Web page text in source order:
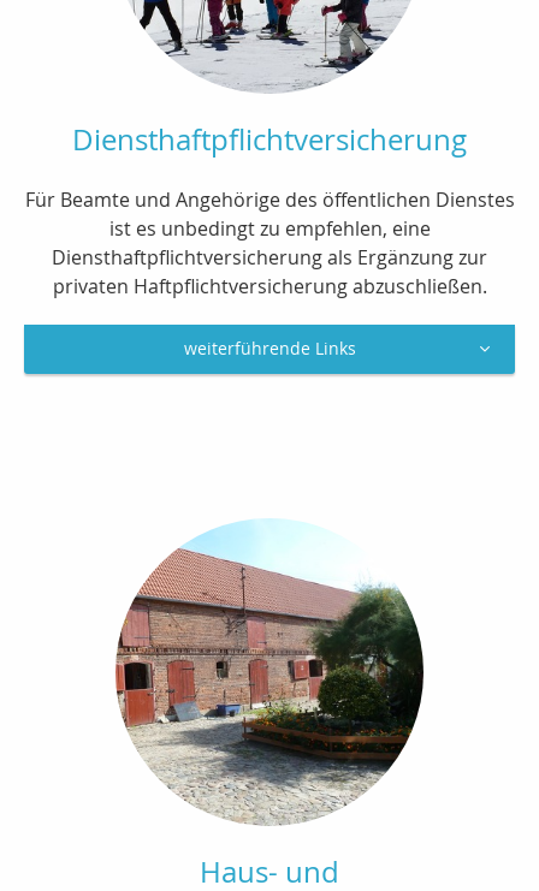
Diensthaftpflichtversicherung
Für Beamte und Angehörige des öffentlichen Dienstes
ist es unbedingt zu empfehlen, eine
Diensthaftpflichtversicherung als Ergänzung zur
privaten Haftpflichtversicherung abzuschließen.
weiterführende Links
Haus- und